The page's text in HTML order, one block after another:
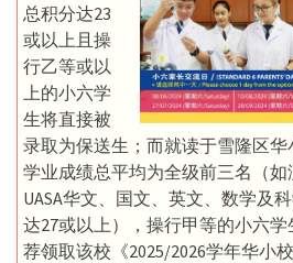
总积分达23
或以上且操
行乙等或以
上的小六学
生将直接被
录取为保送生；而就读于雪隆区
学业成绩总平均为全级前三名（
UASA华文、国文、英文、数学及
达27或以上），操行甲等的小六
荐领取该校《2025/2026学年华小